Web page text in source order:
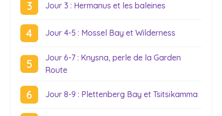
Jour 3 : Hermanus et les baleines
Jour 4-5 : Mossel Bay et Wilderness
Jour 6-7 : Knysna, perle de la Garden
Route
Jour 8-9 : Plettenberg Bay et Tsitsikamma